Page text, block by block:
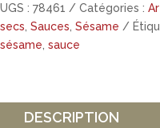
UGS : 78461 Catégories :
secs Sauces Sésame
sésame sauce
DESCRIPTION